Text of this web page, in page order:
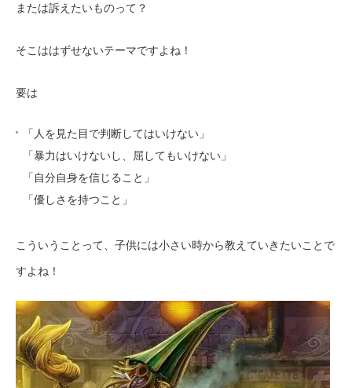
または訴えたいものって？
そこははずせないテーマですよね！
要は
「人を見た目で判断してはいけない」
「暴力はいけないし、屈してもいけない」
「自分自身を信じること」
「優しさを持つこと」
こういうことって、子供には小さい時から教えていきたいことで
すよね！